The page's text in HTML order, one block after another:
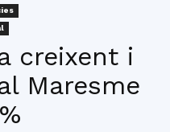
creixent i
Maresme